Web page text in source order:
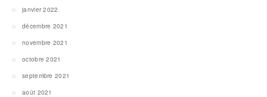
janvier 2022
décembre 2021
novembre 2021
octobre 2021
septembre 2021
août 2021